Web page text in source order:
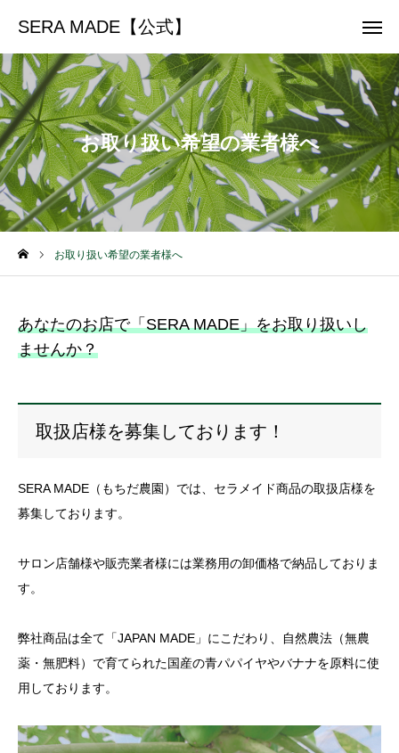
SERA MADE【公式】
お取り扱い希望の業者様へ
お取り扱い希望の業者様へ
あなたのお店で「SERA MADE」をお取り扱いし
ませんか？
取扱店様を募集しております！
SERA MADE（もちだ農園）では、セラメイド商品の取扱店様を
募集しております。
サロン店舗様や販売業者様には業務用の卸価格で納品しておりま
す。
弊社商品は全て「JAPAN MADE」にこだわり、自然農法（無農
薬・無肥料）で育てられた国産の青パパイヤやバナナを原料に使
用しております。
SERA MADE【公式】
トップへ戻る 公式ショップ
お問い合わせ Instagram
セラメイドについて
商品一覧
運営会社
公式オンラインショップ